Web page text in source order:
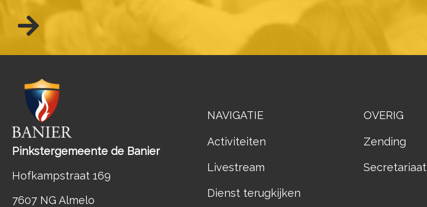
Pinkstergemeente de Banier
Hofkampstraat 169
7607 NG Almelo
NAVIGATIE
Activiteiten
Livestream
Dienst terugkijken
OVERIG
Zending
Secretariaat